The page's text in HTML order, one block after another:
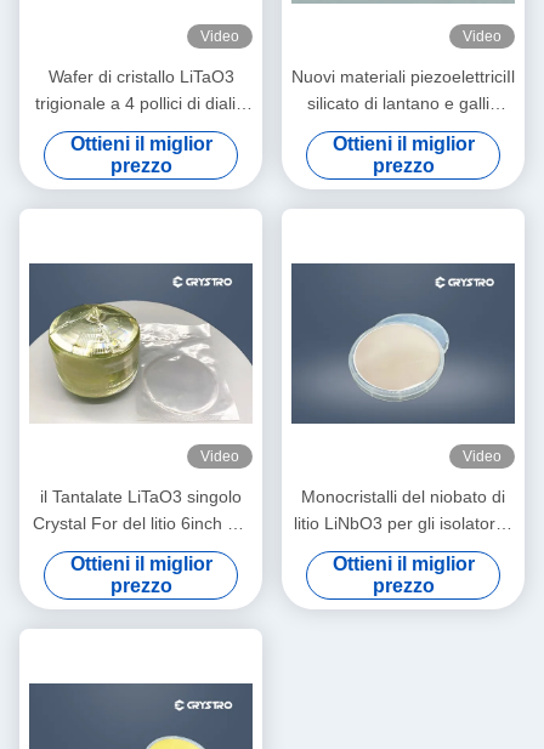
Video
Wafer di cristallo LiTaO3
trigionale a 4 pollici di dialisi
di litio tantlato per dispositivi
E-O
Ottieni il miglior
prezzo
Video
Nuovi materiali piezoelettriciIl
silicato di lantano e gallio
conosciuto come cristallo di
langasite
Ottieni il miglior
prezzo
Video
il Tantalate LiTaO3 singolo
Crystal For del litio 6inch HA
VISTO i filtri
Ottieni il miglior
prezzo
Video
Monocristalli del niobato di
litio LiNbO3 per gli isolatori e
le circolatori ottici della fibra
Ottieni il miglior
prezzo